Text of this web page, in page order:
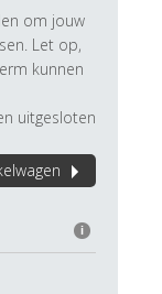
om jouw
Let op,
kunnen
uitgesloten
i